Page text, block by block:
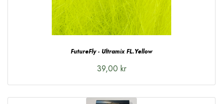
FutureFly - Ultramix FL.Yellow
39,00 kr